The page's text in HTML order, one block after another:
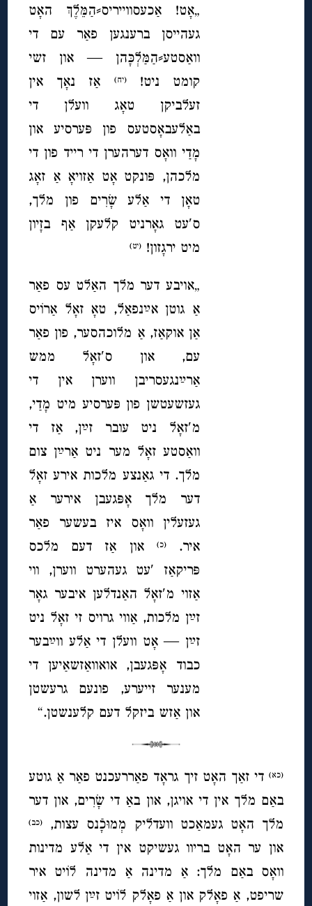
„אָט! אַכעסווייריס⸗הַמֵּלֶךְ האָט
געהייסן ברענגען פאַר עם די
וואַסטע⸗הַמַּלְכָּהן — און זשי
קומט ניט!(יח)
אַז נאָך אין
זעלביקן טאָג וועלן די
באַלעבאָסטעס פון פּערסיע און
מָדַי וואָס דערהערן די רייד פון די
מלכהן, פּונקט אָט אַזויאָ אַ זאָג
טאָן די אַלע שָׂרִים פון מלך,
ס′עט גאָרניט קלעקן אַף בזָיון
מיט ירגָזון!(יט)
„אויבע דער מלך האַלט עס פאַר
אַ גוטן אײַנפאַל, טאָ זאָל אַרוֹיס
אַן אוקאַז, אַ מלוכהסער, פון פאַר
עם, און ס′זאָל ממש
אַרײַנגעסריבן ווערן אין די
געזשעטשן פון פּערסיע מיט מָדַי,
מ′זאָל ניט עובר זײַן, אַז די
וואַסטע זאָל מער ניט אַרײַן צום
מלך. די גאַנצע מלכות אירע זאָל
דער מלך אָפּגעבן אירער אַ
געזעלין וואָס איז בעשער פאַר
איר.(כ)
און אַז דעם מלכס
פּריקאַז ′עט געהערט ווערן, ווי
אַזוי מ′זאָל האַנדלען איבער גאָר
זײַן מלכות, אַווי גרויס זי זאָל ניט
זײַן — אָט וועלן די אַלע ווײַבער
כבוד אָפּגעבן, אואוואַזשאַיען די
מענער זייערע, פונעם גרעשטן
און אַזש ביזקל דעם קלענשטן.“
(כא) די זאַך האָט זיך גראָד פאַררעכנט פאַר אַ גוטע
באַם מלך אין די אויגן, און באַ די שָׂרִים, און דער
מלך האָט געמאַכט וועדליק מְמוּכָֿנס עצות,
(כב)
און ער האָט בריוו געשיקט אין די אַלע מדינות
וואָס באַם מלך: אַ מדינה אַ מדינה לוֹיט איר
שריפט, אַ פאָלק און אַ פאָלק לוֹיט זײַן לשון, אַזוי